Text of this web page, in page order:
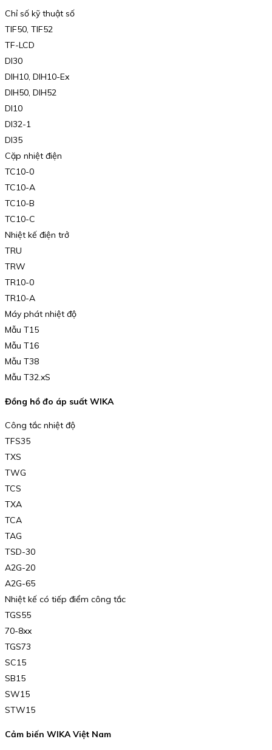
Chỉ số kỹ thuật số
TIF50, TIF52
TF-LCD
DI30
DIH10, DIH10-Ex
DIH50, DIH52
DI10
DI32-1
DI35
Cặp nhiệt điện
TC10-0
TC10-A
TC10-B
TC10-C
Nhiệt kế điện trở
TRU
TRW
TR10-0
TR10-A
Máy phát nhiệt độ
Mẫu T15
Mẫu T16
Mẫu T38
Mẫu T32.xS
Đồng hồ đo áp suất WIKA
Công tắc nhiệt độ
TFS35
TXS
TWG
TCS
TXA
TCA
TAG
TSD-30
A2G-20
A2G-65
Nhiệt kế có tiếp điểm công tắc
TGS55
70-8xx
TGS73
SC15
SB15
SW15
STW15
Cảm biến WIKA Việt Nam